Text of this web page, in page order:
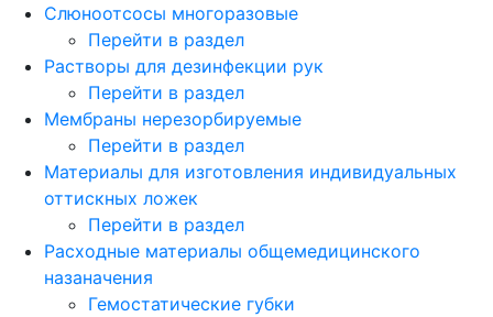
Слюноотсосы многоразовые
Перейти в раздел
Растворы для дезинфекции рук
Перейти в раздел
Мембраны нерезорбируемые
Перейти в раздел
Материалы для изготовления индивидуальных
оттискных ложек
Перейти в раздел
Расходные материалы общемедицинского
назаначения
Гемостатические губки